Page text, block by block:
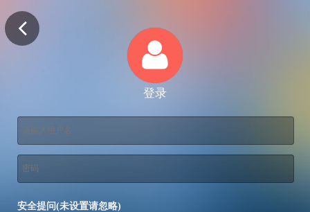
登录
安全提问(未设置请忽略)